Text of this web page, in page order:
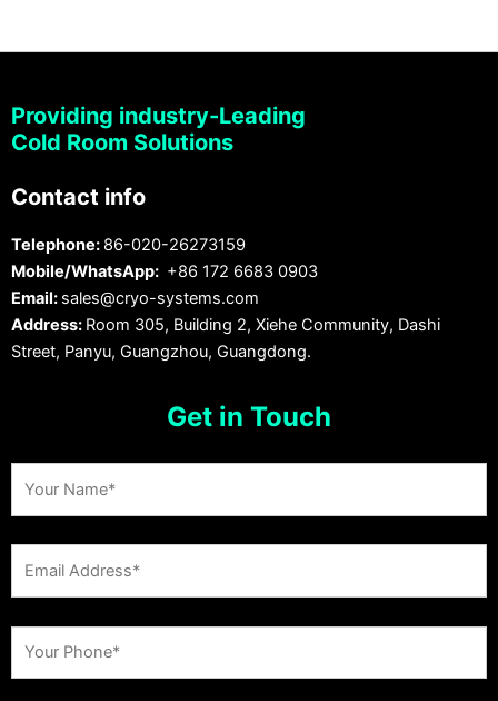
Providing industry-Leading
Cold Room Solutions
Contact info
Telephone: 86-020-26273159
Mobile/WhatsApp: +86 172 6683 0903
Email: sales@cryo-systems.com
Address: Room 305, Building 2, Xiehe Community, Dashi
Street, Panyu, Guangzhou, Guangdong.
Get in Touch